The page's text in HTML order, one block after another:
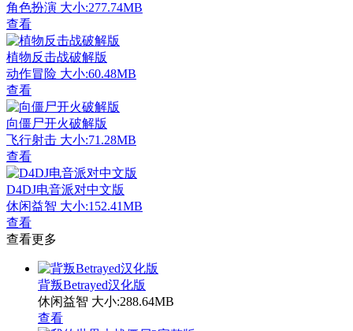
角色扮演 大小:277.74MB
查看
植物反击战破解版
动作冒险 大小:60.48MB
查看
向僵尸开火破解版
飞行射击 大小:71.28MB
查看
D4DJ电音派对中文版
休闲益智 大小:152.41MB
查看
查看更多
背叛Betrayed汉化版
休闲益智 大小:288.64MB
查看